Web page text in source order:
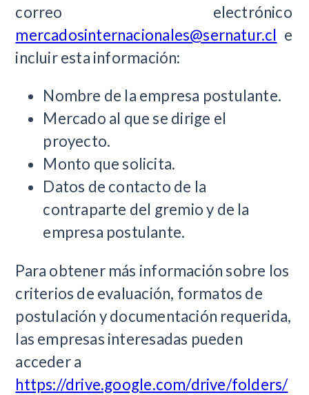
correo electrónico
mercadosinternacionales@sernatur.cl e
incluir esta información:
Nombre de la empresa postulante.
Mercado al que se dirige el
proyecto.
Monto que solicita.
Datos de contacto de la
contraparte del gremio y de la
empresa postulante.
Para obtener más información sobre los
criterios de evaluación, formatos de
postulación y documentación requerida,
las empresas interesadas pueden
acceder a
https://drive.google.com/drive/folders/